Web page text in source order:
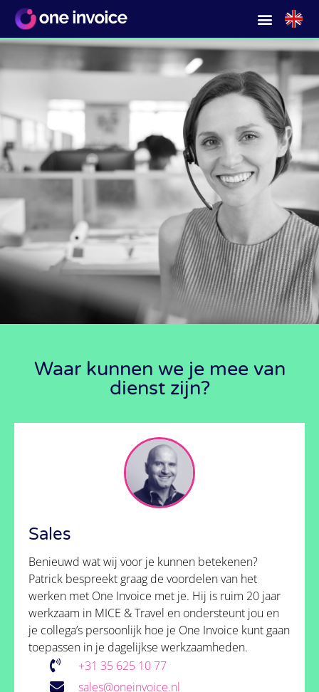
Een vraag?
Wij zorgen voor een
Waar kunnen we je mee van
dienst zijn?
Sales
Benieuwd wat wij voor je kunnen betekenen?
Patrick bespreekt graag de voordelen van het
werken met One Invoice met je. Hij is ruim 20 jaar
werkzaam in MICE & Travel en ondersteunt jou en
je collega’s persoonlijk hoe je One Invoice kunt gaan
toepassen in je dagelijkse werkzaamheden.
‭+31 35 625 10 77
sales@oneinvoice.nl